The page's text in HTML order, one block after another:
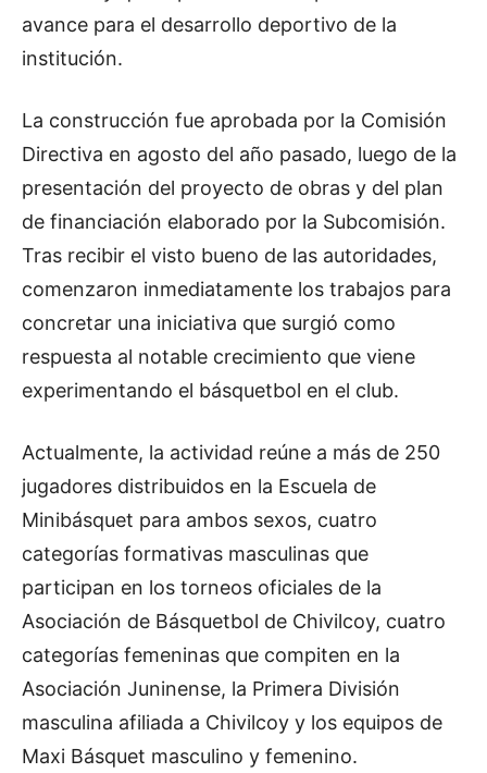
avance para el desarrollo deportivo de la
institución.
La construcción fue aprobada por la Comisión
Directiva en agosto del año pasado, luego de la
presentación del proyecto de obras y del plan
de financiación elaborado por la Subcomisión.
Tras recibir el visto bueno de las autoridades,
comenzaron inmediatamente los trabajos para
concretar una iniciativa que surgió como
respuesta al notable crecimiento que viene
experimentando el básquetbol en el club.
Actualmente, la actividad reúne a más de 250
jugadores distribuidos en la Escuela de
Minibásquet para ambos sexos, cuatro
categorías formativas masculinas que
participan en los torneos oficiales de la
Asociación de Básquetbol de Chivilcoy, cuatro
categorías femeninas que compiten en la
Asociación Juninense, la Primera División
masculina afiliada a Chivilcoy y los equipos de
Maxi Básquet masculino y femenino.